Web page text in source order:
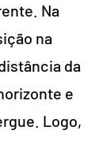
Na
na
da
e
Logo,